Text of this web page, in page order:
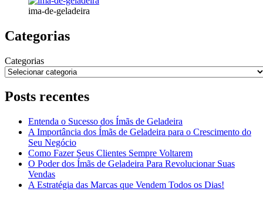
ima-de-geladeira
Categorias
Categorias
Posts recentes
Entenda o Sucesso dos Ímãs de Geladeira
A Importância dos Ímãs de Geladeira para o Crescimento do
Seu Negócio
Como Fazer Seus Clientes Sempre Voltarem
O Poder dos Ímãs de Geladeira Para Revolucionar Suas
Vendas
A Estratégia das Marcas que Vendem Todos os Dias!